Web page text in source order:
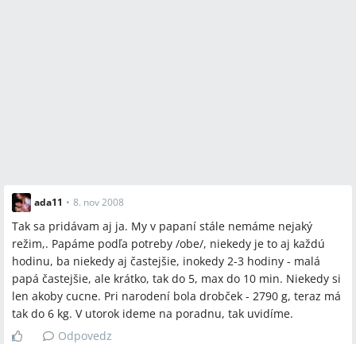
ada11 • 8. nov 2008
Tak sa pridávam aj ja. My v papaní stále nemáme nejaký
režim,. Papáme podľa potreby /obe/, niekedy je to aj každú
hodinu, ba niekedy aj častejšie, inokedy 2-3 hodiny - malá
papá častejšie, ale krátko, tak do 5, max do 10 min. Niekedy si
len akoby cucne. Pri narodení bola drobček - 2790 g, teraz má
tak do 6 kg. V utorok ideme na poradnu, tak uvidíme.
Odpovedz